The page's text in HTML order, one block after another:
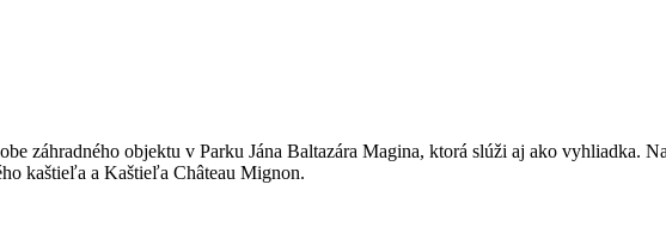
záhradného objektu v Parku Jána Baltazára Magina, ktorá slúži aj ako vyhliadka.
kaštieľa a Kaštieľa Château Mignon.